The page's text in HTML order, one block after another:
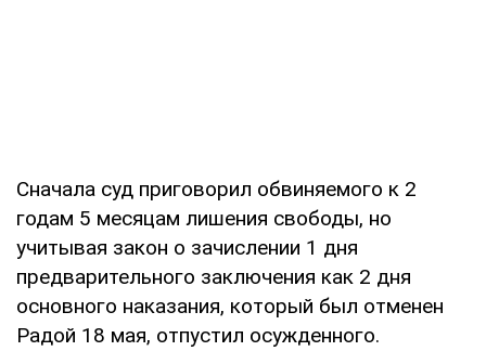
Сначала суд приговорил обвиняемого к 2
годам 5 месяцам лишения свободы, но
учитывая закон о зачислении 1 дня
предварительного заключения как 2 дня
основного наказания, который был отменен
Радой 18 мая, отпустил осужденного.